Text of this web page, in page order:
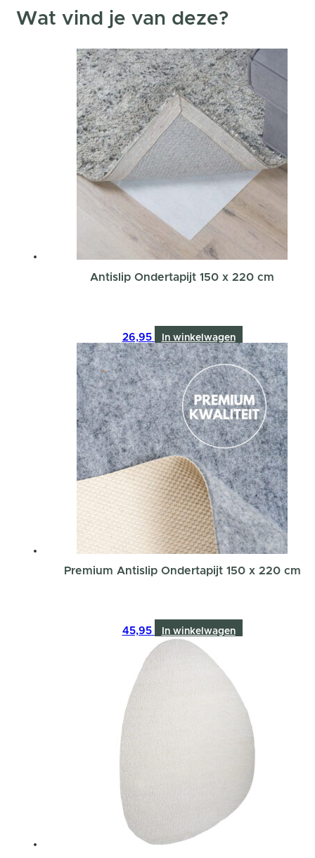
Wat vind je van deze?
Antislip Ondertapijt 150 x 220 cm
26,95 In winkelwagen
Premium Antislip Ondertapijt 150 x 220 cm
45,95 In winkelwagen